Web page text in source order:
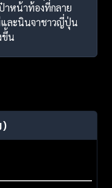
าหน้าท้องที่กลาย
ละนินจาชาวญี่ปุ่น
ขึ้น